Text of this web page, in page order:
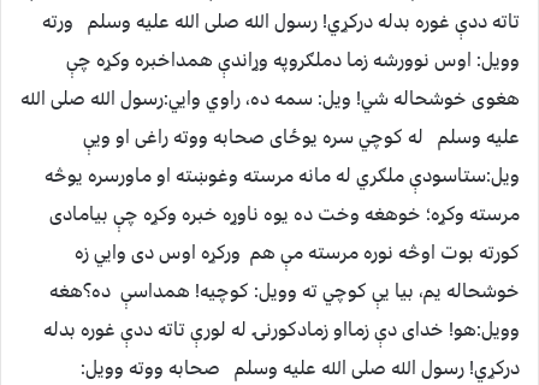
تاته ددې غوره بدله دركړي! رسول الله صلی الله عليه وسلم ورته
وويل: اوس نوورشه زما دملګروپه وړاندې همداخبره وكړه چې
هغوی خوشحاله شي! ويل: سمه ده، راوي وايي:رسول الله صلی الله
عليه وسلم له كوچي سره يوځاى صحابه ووته راغى او ويې
ويل:ستاسودې ملګري له مانه مرسته وغوښته او ماورسره يوڅه
مرسته وكړه؛ خوهغه وخت ده يوه ناوړه خبره وكړه چې بيامادى
كورته بوت اوڅه نوره مرسته مې هم وركړه اوس دى وايي زه
خوشحاله يم، بيا يې كوچي ته وويل: کوچيه! همداسې ده؟هغه
وويل:هو! خداى دې زمااو زمادكورنۍ له لورې تاته ددې غوره بدله
دركړي! رسول الله صلی الله عليه وسلم صحابه ووته وويل: